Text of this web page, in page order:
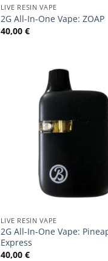
LIVE RESIN VAPE
2G All-In-One Vape: ZOAP
40,00 €
LIVE RESIN VAPE
2G All-In-One Vape:
Express
40,00 €